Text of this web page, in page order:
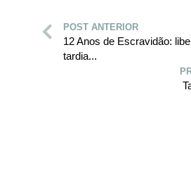
POST ANTERIOR
12 Anos de Escravidão:
tardia...